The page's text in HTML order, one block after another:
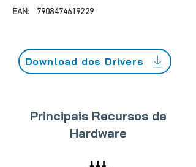
EAN: 7908474619229
Download dos Drivers
Principais Recursos de
Hardware